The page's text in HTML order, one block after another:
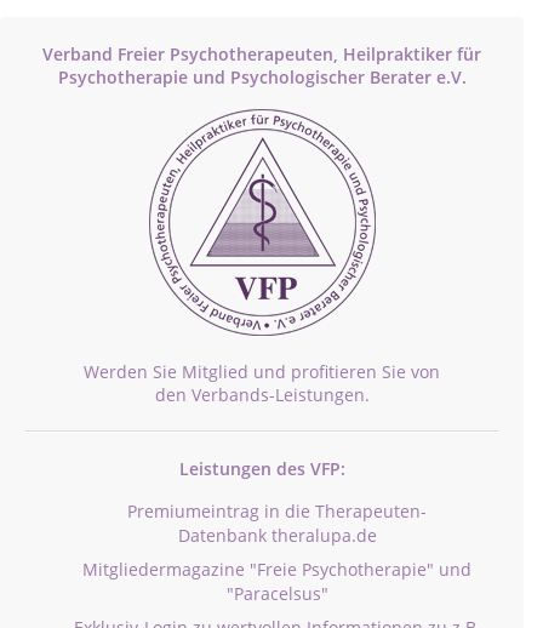
Verband Freier Psychotherapeuten, Heilpraktiker für
Psychotherapie und Psychologischer Berater e.V.
Werden Sie Mitglied und profitieren Sie von
den Verbands-Leistungen.
Leistungen des VFP:
Premiumeintrag in die Therapeuten-
Datenbank theralupa.de
Mitgliedermagazine "Freie Psychotherapie" und
"Paracelsus"